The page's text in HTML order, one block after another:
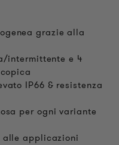
grazie alla
intermittente e 4
IP66 & resistenza
per ogni variante
alle applicazioni